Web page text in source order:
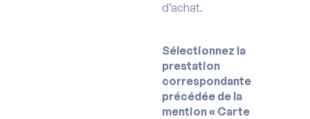
d’achat.
Sélectionnez la
prestation
correspondante
précédée de la
mention « Carte